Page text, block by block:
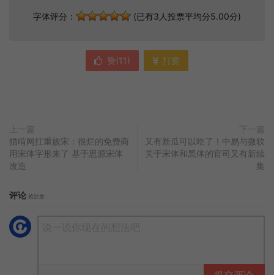
字体评分： (已有3人投票平均分5.00分)
赞(11) 打赏
上一篇
猫啃网扛重族宋：很烂的免费商
用宋体字形来了 基于思源宋体
改造
下一篇
又有新瓜可以吃了！中易与微软
关于宋体和黑体的官司又有新续
集
评论 抢沙发